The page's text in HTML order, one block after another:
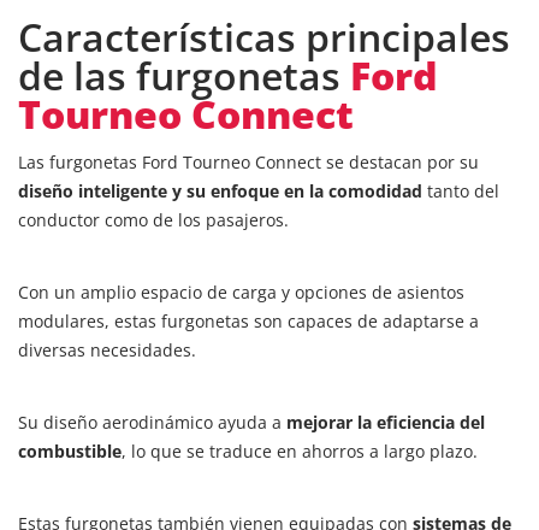
Características principales
de las furgonetas Ford
Tourneo Connect
Las furgonetas Ford Tourneo Connect se destacan por su
diseño inteligente y su enfoque en la comodidad tanto del
conductor como de los pasajeros.
Con un amplio espacio de carga y opciones de asientos
modulares, estas furgonetas son capaces de adaptarse a
diversas necesidades.
Su diseño aerodinámico ayuda a mejorar la eficiencia del
combustible, lo que se traduce en ahorros a largo plazo.
Estas furgonetas también vienen equipadas con sistemas de